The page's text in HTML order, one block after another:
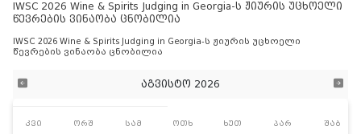
IWSC 2026 Wine & Spirits Judging in Georgia-ს ჟიურის უცხოელი
წევრების ვინაობა ცნობილია
IWSC 2026 Wine & Spirits Judging in Georgia-ს ჟიურის უცხოელი
წევრების ვინაობა ცნობილია
აგვისტო 2026
კვი ორშ სამ ოთხ ხუთ პარ შაბ